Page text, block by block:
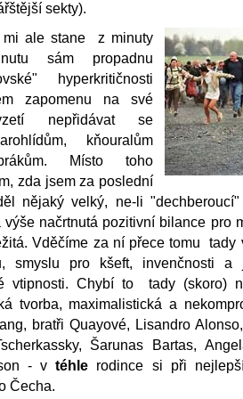
sekty).
mi ale stane z minuty
sám propadnu
hyperkritičnosti
zapomenu na své
nepřidávat se
kňouralům
Místo toho
zda jsem za poslední
nějaký velký, ne-li
výše načrtnutá pozitivní bilance pro
Vděčíme za ní přece tomu tady
smyslu pro kšeft, invenčnosti a
vtipnosti. Chybí to tady (skoro)
tvorba, maximalistická a
bratři Quayové, Lisandro
Šarunas Bartas,
- vtéhle rodince si při
Čecha.